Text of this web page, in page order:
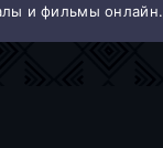
и фильмы онлайн.